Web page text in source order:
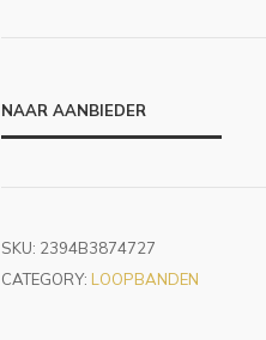
NAAR AANBIEDER
SKU: 2394B3874727
CATEGORY: LOOPBANDEN